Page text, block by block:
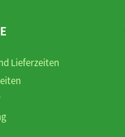
Lieferzeiten